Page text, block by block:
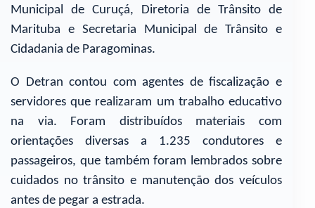
Municipal de Curuçá, Diretoria de Trânsito de
Marituba e Secretaria Municipal de Trânsito e
Cidadania de Paragominas.
O Detran contou com agentes de fiscalização e
servidores que realizaram um trabalho educativo
na via. Foram distribuídos materiais com
orientações diversas a 1.235 condutores e
passageiros, que também foram lembrados sobre
cuidados no trânsito e manutenção dos veículos
antes de pegar a estrada.